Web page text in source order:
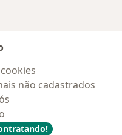
não cadastrados